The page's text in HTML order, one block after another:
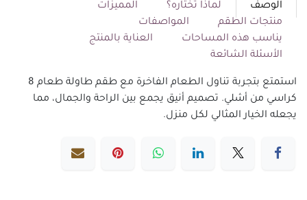
الوصف لماذا تختاره؟
المميزات
منتجات الطقم
المواصفات
يناسب هذه المساحات
العناية بالمنتج
الأسئلة الشائعة
استمتع بتجربة تناول الطعام الفاخرة مع طقم طاولة طعام 8
كراسي من أشلي. تصميم أنيق يجمع بين الراحة والجمال، مما
يجعله الخيار المثالي لكل منزل.